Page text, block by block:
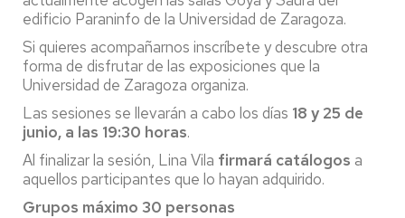
edificio Paraninfo de la Universidad de Zaragoza.
Si quieres acompañarnos inscríbete y descubre otra
forma de disfrutar de las exposiciones que la
Universidad de Zaragoza organiza.
Las sesiones se llevarán a cabo los días 18 y 25 de
junio, a las 19:30 horas.
Al finalizar la sesión, Lina Vila firmará catálogos a
aquellos participantes que lo hayan adquirido.
Grupos máximo 30 personas